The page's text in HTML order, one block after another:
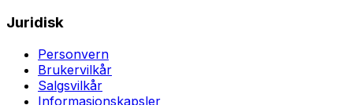
Juridisk
Personvern
Brukervilkår
Salgsvilkår
Informasjonskapsler